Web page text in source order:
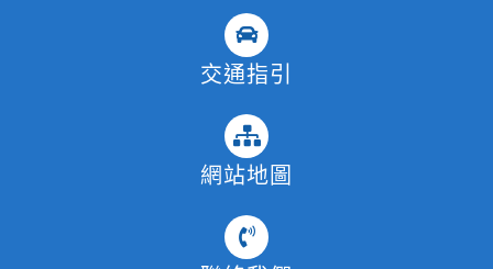
交通指引
網站地圖